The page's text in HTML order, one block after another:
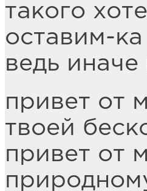
такого
оставим-
ведь
привет от
твоей
привет от